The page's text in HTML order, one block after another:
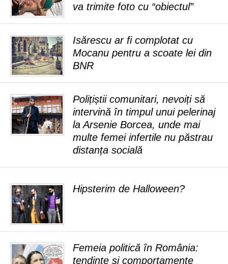
va trimite foto cu “obiectul”
Isărescu ar fi complotat cu
Mocanu pentru a scoate lei din
BNR
Polițiștii comunitari, nevoiți să
intervină în timpul unui pelerinaj
la Arsenie Borcea, unde mai
multe femei infertile nu păstrau
distanța socială
Hipsterim de Halloween?
Femeia politică în România:
tendințe și comportamente